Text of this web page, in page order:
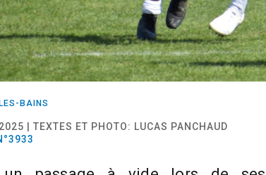
BAINS
| TEXTES ET PHOTO: LUCAS PANCHAUD